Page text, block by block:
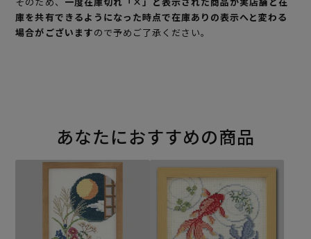
庫を共有できるようになった時点で在庫ありの表示へと変わる
場合がございますので予めご了承ください。
あなたにおすすめの商品